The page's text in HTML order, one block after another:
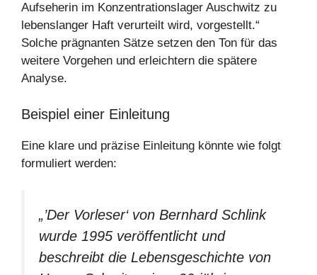
Aufseherin im Konzentrationslager Auschwitz zu
lebenslanger Haft verurteilt wird, vorgestellt.“
Solche prägnanten Sätze setzen den Ton für das
weitere Vorgehen und erleichtern die spätere
Analyse.
Beispiel einer Einleitung
Eine klare und präzise Einleitung könnte wie folgt
formuliert werden:
„’Der Vorleser‘ von Bernhard Schlink
wurde 1995 veröffentlicht und
beschreibt die Lebensgeschichte von